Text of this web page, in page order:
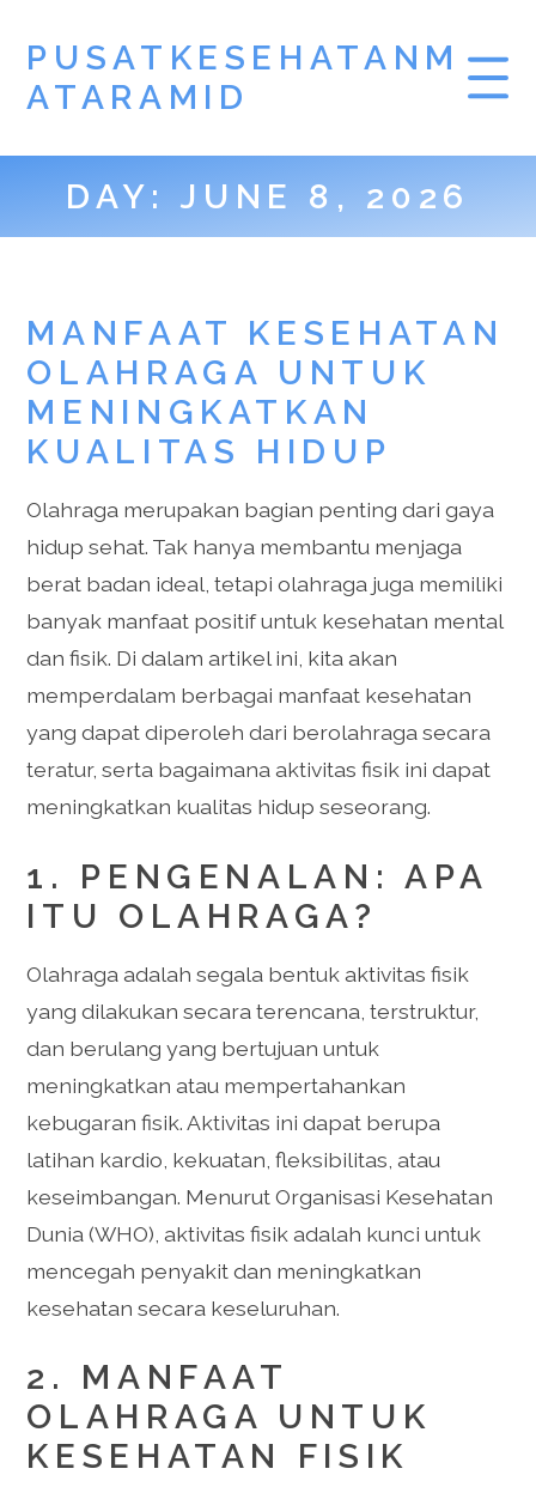
PUSATKESEHATANM
ATARAMID
DAY:JUNE 8, 2026
MANFAAT KESEHATAN
OLAHRAGA UNTUK
MENINGKATKAN
KUALITAS HIDUP
Olahraga merupakan bagian penting dari gaya
hidup sehat. Tak hanya membantu menjaga
berat badan ideal, tetapi olahraga juga memiliki
banyak manfaat positif untuk kesehatan mental
dan fisik. Di dalam artikel ini, kita akan
memperdalam berbagai manfaat kesehatan
yang dapat diperoleh dari berolahraga secara
teratur, serta bagaimana aktivitas fisik ini dapat
meningkatkan kualitas hidup seseorang.
1. PENGENALAN: APA
ITU OLAHRAGA?
Olahraga adalah segala bentuk aktivitas fisik
yang dilakukan secara terencana, terstruktur,
dan berulang yang bertujuan untuk
meningkatkan atau mempertahankan
kebugaran fisik. Aktivitas ini dapat berupa
latihan kardio, kekuatan, fleksibilitas, atau
keseimbangan. Menurut Organisasi Kesehatan
Dunia (WHO), aktivitas fisik adalah kunci untuk
mencegah penyakit dan meningkatkan
kesehatan secara keseluruhan.
2. MANFAAT
OLAHRAGA UNTUK
KESEHATAN FISIK